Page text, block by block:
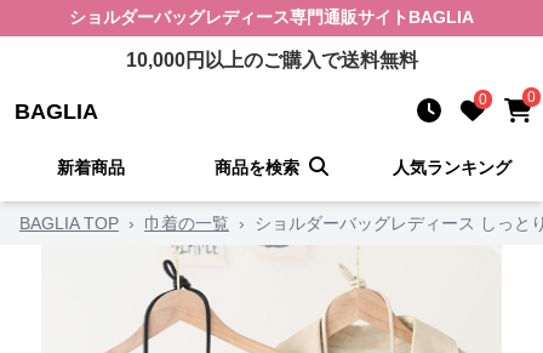
ショルダーバッグレディース専門通販サイト BAGLIA
10,000円以上のご購入で送料無料
BAGLIA 0 0
新着商品 商品を検索 人気ランキング
BAGLIA TOP › 巾着の一覧 › ショルダーバッグレディース しっと